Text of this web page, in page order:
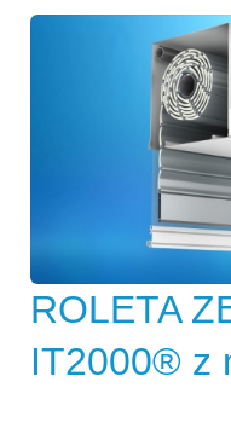
ROLETA
IT2000® z